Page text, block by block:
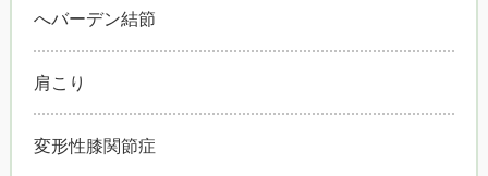
へバーデン結節
肩こり
変形性膝関節症